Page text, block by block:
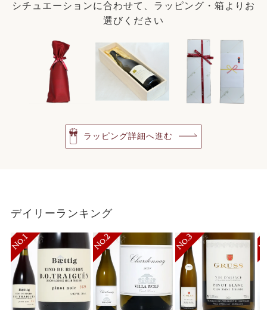
シチュエーションに合わせて、ラッピング・箱よりお
選びください
ラッピング詳細へ進む
デイリーランキング